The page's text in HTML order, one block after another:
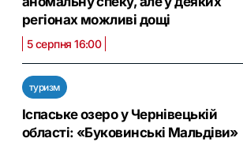
регіонах можливі дощі
5 серпня 16:00
туризм
Іспаське озеро у Чернівецькій
області: «Буковинські Мальдіви»